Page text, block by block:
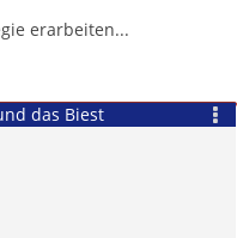
erarbeiten...
das Biest